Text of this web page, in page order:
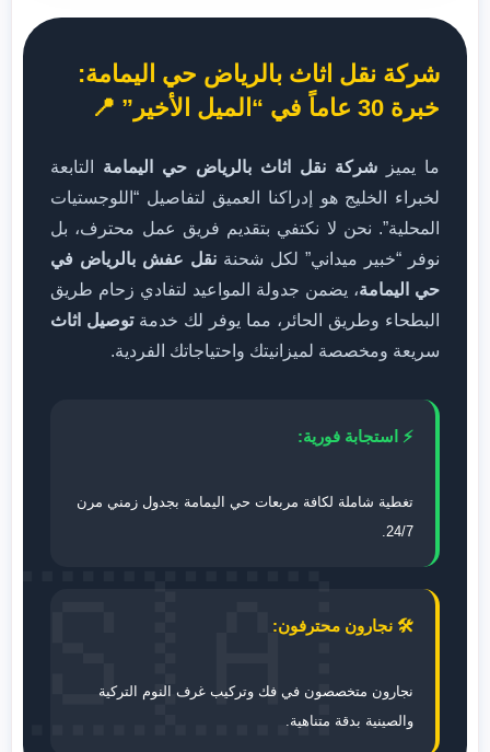
🇸🇦
شركة نقل اثاث بالرياض حي اليمامة:
خبرة 30 عاماً في “الميل الأخير” 📍
ما يميز شركة نقل اثاث بالرياض حي اليمامة التابعة
لخبراء الخليج هو إدراكنا العميق لتفاصيل “اللوجستيات
المحلية”. نحن لا نكتفي بتقديم فريق عمل محترف، بل
نوفر “خبير ميداني” لكل شحنة نقل عفش بالرياض في
حي اليمامة، يضمن جدولة المواعيد لتفادي زحام طريق
البطحاء وطريق الحائر، مما يوفر لك خدمةتوصيل اثاث
سريعة ومخصصة لميزانيتك واحتياجاتك الفردية.
⚡ استجابة فورية:
تغطية شاملة لكافة مربعات حي اليمامة بجدول زمني مرن
24/7.
🛠️ نجارون محترفون:
نجارون متخصصون في فك وتركيب غرف النوم التركية
والصينية بدقة متناهية.